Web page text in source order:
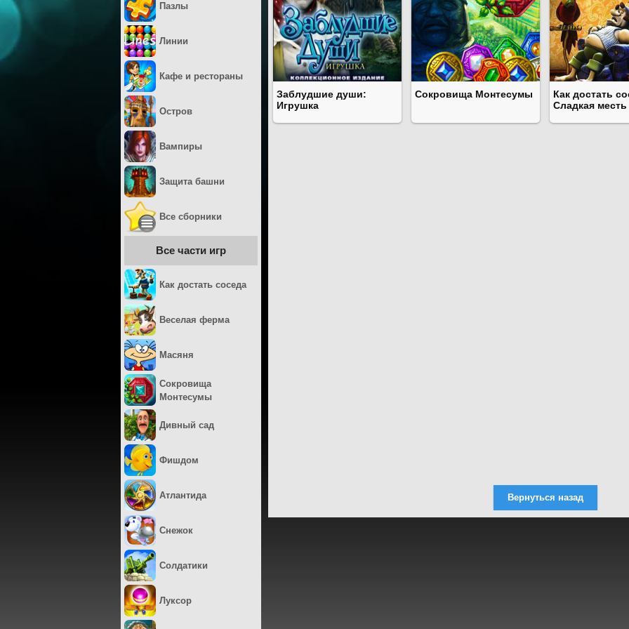
Заблудшие души:
Игрушка
Сокровища Монтесумы
Как достать
Сладкая месть
Пазлы
Линии
Кафе и рестораны
Остров
Вампиры
Защита башни
Все сборники
Все части игр
Как достать соседа
Веселая ферма
Масяня
Сокровища
Монтесумы
Дивный сад
Фишдом
Атлантида
Снежок
Солдатики
Луксор